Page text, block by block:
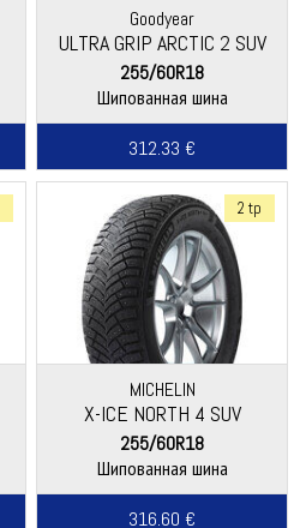
Goodyear
ULTRA GRIP ARCTIC 2 SUV
255/60R18
Шипованная шина
312.33 €
2 tp
MICHELIN
X-ICE NORTH 4 SUV
255/60R18
Шипованная шина
316.60 €